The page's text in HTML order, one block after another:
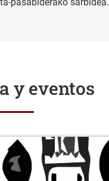
pasabiderako sarbidea.
y eventos